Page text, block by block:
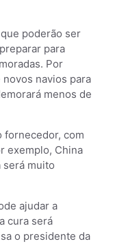
poderão ser
para
Por
navios para
menos de
fornecedor, com
exemplo, China
será muito
ajudar a
cura será
o presidente da